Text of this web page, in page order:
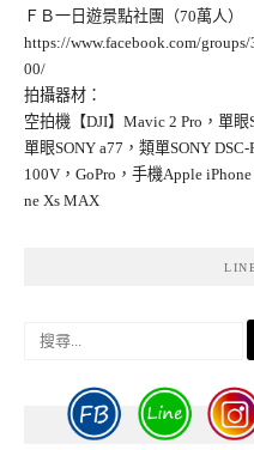
ＦＢ一日遊景點社團（70萬人）
https://www.facebook.com/
00/
拍攝器材：
空拍機【DJI】Mavic 2 Pro，單眼
單眼SONY a77，類單SONY
100V，GoPro，手機Apple
ne Xs MAX
GA4